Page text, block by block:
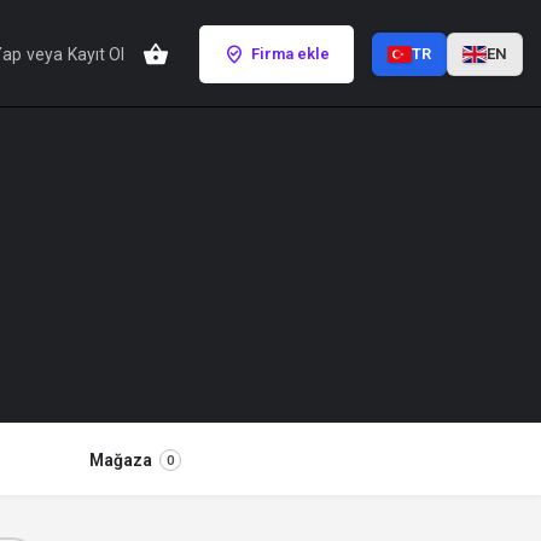
veya Kayıt Ol Firma ekle TR EN
Mağaza 0